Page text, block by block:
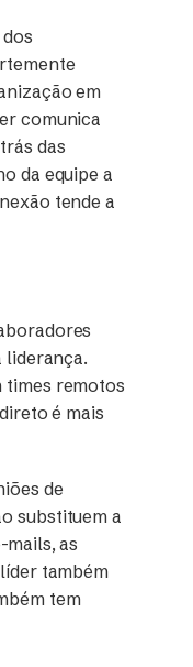
em
comunica
das
da equipe a
tende a
liderança.
times remotos
é mais
de
substituem a
mails, as
também
tem